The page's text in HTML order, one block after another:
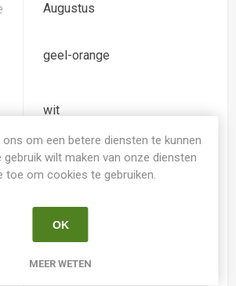
Augustus
geel-orange
wit
TB (tall bearded) Hoge
baardiris
Iris Germanica
om een betere diensten te kunnen
gebruik wilt maken van onze diensten
toe om cookies te gebruiken.
OK
MEER WETEN